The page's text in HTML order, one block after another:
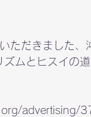
ただきました
ムとヒスイの
advertising/